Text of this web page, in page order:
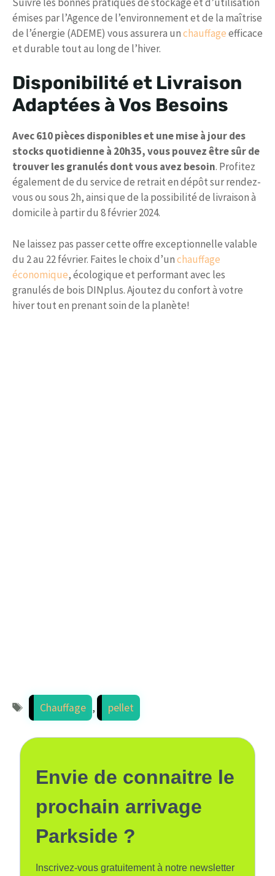
émises par l’Agence de l’environnement et de la maîtrise
de l’énergie (ADEME) vous assurera unchauffageefficace
et durable tout au long de l’hiver.
Disponibilité et Livraison
Adaptées à Vos Besoins
Avec 610 pièces disponibles et une mise à jour des
stocks quotidienne à 20h35, vous pouvez être sûr de
trouver les granulés dont vous avez besoin. Profitez
également de du service de retrait en dépôt sur rendez-
vous ou sous 2h, ainsi que de la possibilité de livraison à
domicile à partir du 8 février 2024.
Ne laissez pas passer cette offre exceptionnelle valable
du 2 au 22 février. Faites le choix d’unchauffage
économique, écologique et performant avec les
granulés de bois DINplus. Ajoutez du confort à votre
hiver tout en prenant soin de la planète!
Étiquettes
Chauffage , pellet
Envie de connaitre le
prochain arrivage
Parkside ?
Inscrivez-vous gratuitement à notre newsletter